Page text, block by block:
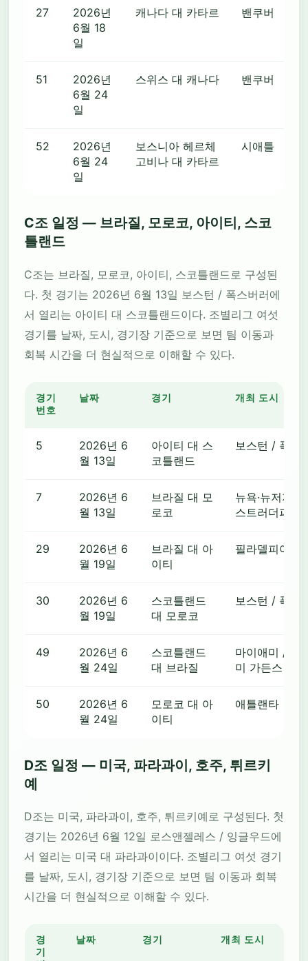
27
2026년
6월 18
일
캐나다 대 카타르 밴쿠버
51
2026년
6월 24
일
스위스 대 캐나다 밴쿠버
52
2026년
6월 24
일
보스니아 헤르체
고비나 대 카타르
시애틀
C조 일정 — 브라질, 모로코, 아이티, 스코
틀랜드
C조는 브라질, 모로코, 아이티, 스코틀랜드로 구성된
다. 첫 경기는 2026년 6월 13일 보스턴 / 폭스버러에
서 열리는 아이티 대 스코틀랜드이다. 조별리그 여섯
경기를 날짜, 도시, 경기장 기준으로 보면 팀 이동과
회복 시간을 더 현실적으로 이해할 수 있다.
경기
번호
날짜 경기 개최 도시
5
2026년 6
월 13일
아이티 대 스
코틀랜드
보스턴 / 폭스
7
2026년 6
월 13일
브라질 대 모
로코
뉴욕·뉴저지 /
스트러더퍼드
29
2026년 6
월 19일
브라질 대 아
이티
필라델피아
30
2026년 6
월 19일
스코틀랜드
대 모로코
보스턴 / 폭스
49
2026년 6
월 24일
스코틀랜드
대 브라질
마이애미 / 마
미 가든스
50
2026년 6
월 24일
모로코 대 아
이티
애틀랜타
D조 일정 — 미국, 파라과이, 호주, 튀르키
예
D조는 미국, 파라과이, 호주, 튀르키예로 구성된다. 첫
경기는 2026년 6월 12일 로스앤젤레스 / 잉글우드에
서 열리는 미국 대 파라과이이다. 조별리그 여섯 경기
를 날짜, 도시, 경기장 기준으로 보면 팀 이동과 회복
시간을 더 현실적으로 이해할 수 있다.
경
기
날짜 경기 개최 도시